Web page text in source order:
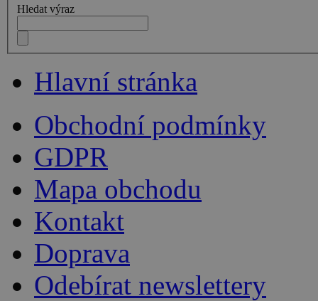
Hledat výraz
Hlavní stránka
Obchodní podmínky
GDPR
Mapa obchodu
Kontakt
Doprava
Odebírat newslettery